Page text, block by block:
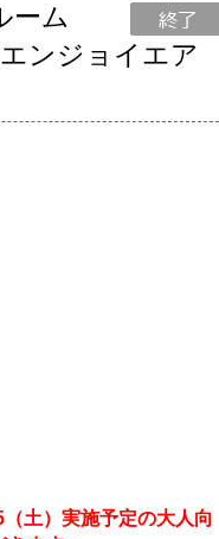
ーム
ンジョイエア
土）実施予定の大人向